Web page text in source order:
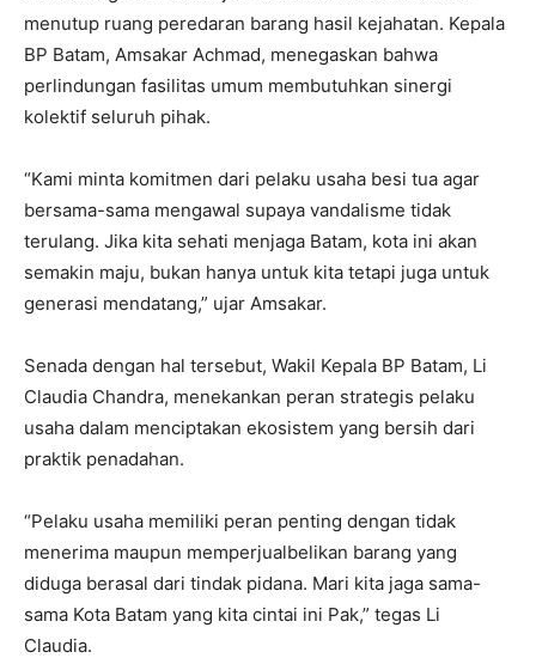
menutup ruang peredaran barang hasil kejahatan. Kepala
BP Batam, Amsakar Achmad, menegaskan bahwa
perlindungan fasilitas umum membutuhkan sinergi
kolektif seluruh pihak.
“Kami minta komitmen dari pelaku usaha besi tua agar
bersama-sama mengawal supaya vandalisme tidak
terulang. Jika kita sehati menjaga Batam, kota ini akan
semakin maju, bukan hanya untuk kita tetapi juga untuk
generasi mendatang,” ujar Amsakar.
Senada dengan hal tersebut, Wakil Kepala BP Batam, Li
Claudia Chandra, menekankan peran strategis pelaku
usaha dalam menciptakan ekosistem yang bersih dari
praktik penadahan.
“Pelaku usaha memiliki peran penting dengan tidak
menerima maupun memperjualbelikan barang yang
diduga berasal dari tindak pidana. Mari kita jaga sama-
sama Kota Batam yang kita cintai ini Pak,” tegas Li
Claudia.